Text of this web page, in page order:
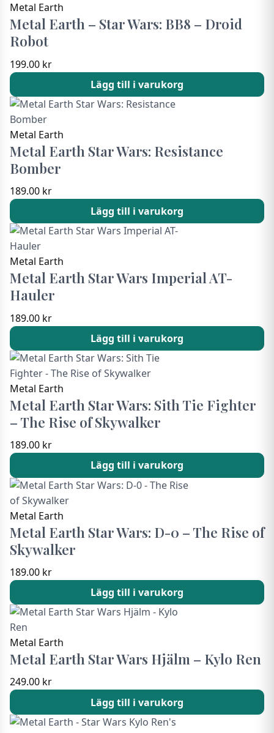
Metal Earth
Metal Earth – Star Wars: BB8 – Droid
Robot
199.00 kr
Lägg till i varukorg
Metal Earth
Metal Earth Star Wars: Resistance
Bomber
189.00 kr
Lägg till i varukorg
Metal Earth
Metal Earth Star Wars Imperial AT-
Hauler
189.00 kr
Lägg till i varukorg
Metal Earth
Metal Earth Star Wars: Sith Tie Fighter
– The Rise of Skywalker
189.00 kr
Lägg till i varukorg
Metal Earth
Metal Earth Star Wars: D-0 – The Rise of
Skywalker
189.00 kr
Lägg till i varukorg
Metal Earth
Metal Earth Star Wars Hjälm – Kylo Ren
249.00 kr
Lägg till i varukorg